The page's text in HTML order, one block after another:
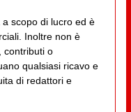
scopo di lucro ed è
Inoltre non è
contributi o
qualsiasi ricavo e
di redattori e